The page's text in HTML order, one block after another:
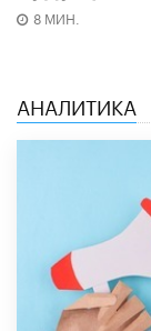
8 МИН.
АНАЛИТИКА